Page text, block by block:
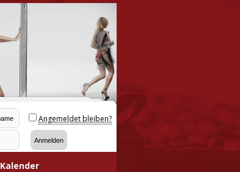
Angemeldet bleiben?
Kalender